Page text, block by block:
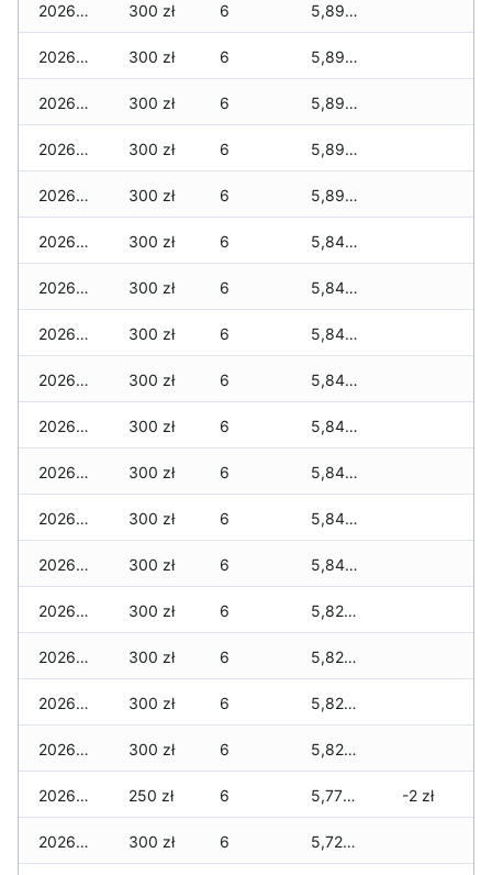
2026-04-09 300 zł 6 5,890 zł
2026-04-08 300 zł 6 5,890 zł
2026-04-07 300 zł 6 5,890 zł
2026-04-06 300 zł 6 5,890 zł
2026-04-05 300 zł 6 5,890 zł
2026-04-04 300 zł 6 5,840 zł
2026-04-03 300 zł 6 5,840 zł
2026-04-02 300 zł 6 5,840 zł
2026-04-01 300 zł 6 5,840 zł
2026-03-31 300 zł 6 5,840 zł
2026-03-30 300 zł 6 5,840 zł
2026-03-29 300 zł 6 5,840 zł
2026-03-28 300 zł 6 5,840 zł
2026-03-27 300 zł 6 5,820 zł
2026-03-26 300 zł 6 5,820 zł
2026-03-25 300 zł 6 5,820 zł
2026-03-24 300 zł 6 5,820 zł
2026-03-23 250 zł 6 5,770 zł -2 zł
2026-03-22 300 zł 6 5,720 zł